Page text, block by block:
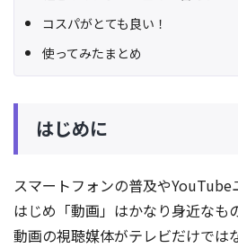
コスパがとても良い！
使ってみたまとめ
はじめに
スマートフォンの普及やYouTube
はじめ「動画」はかなり身近なも
動画の視聴媒体がテレビだけでは